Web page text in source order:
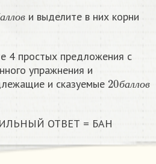
алл о ви выделите в них корни
4 простых предложения с
упражнения и
и сказуемые
б алл о в
20 б
ОТВЕТ = БАН